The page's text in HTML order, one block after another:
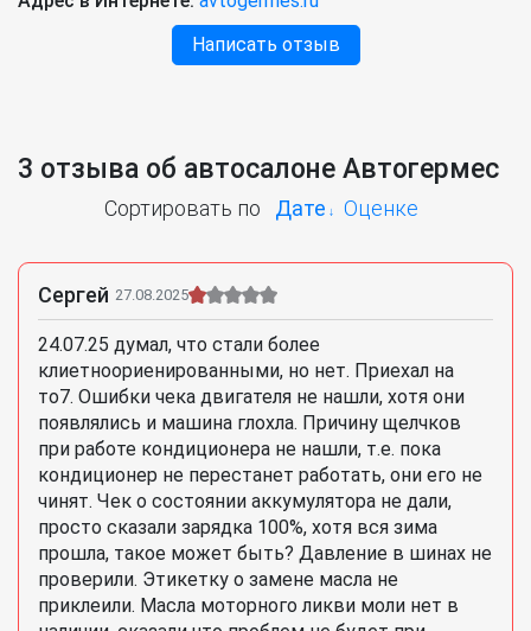
Написать отзыв
3 отзыва об автосалоне Автогермес
Сортировать по Дате Оценке
Сергей 27.08.2025
24.07.25 думал, что стали более
клиетноориенированными, но нет. Приехал на
то7. Ошибки чека двигателя не нашли, хотя они
появлялись и машина глохла. Причину щелчков
при работе кондиционера не нашли, т.е. пока
кондиционер не перестанет работать, они его не
чинят. Чек о состоянии аккумулятора не дали,
просто сказали зарядка 100%, хотя вся зима
прошла, такое может быть? Давление в шинах не
проверили. Этикетку о замене масла не
приклеили. Масла моторного ликви моли нет в